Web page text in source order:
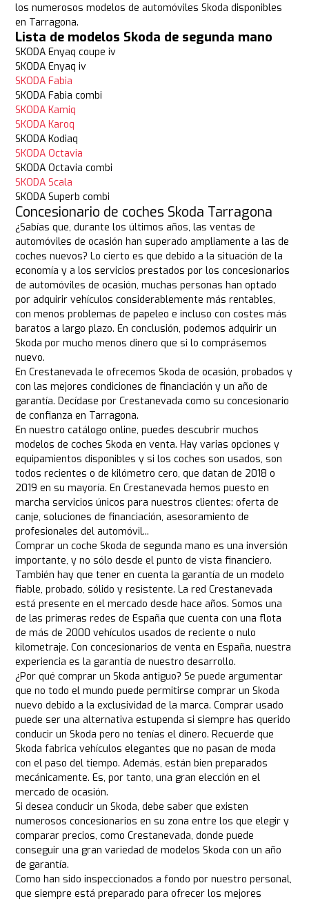
los numerosos modelos de automóviles Skoda disponibles
en Tarragona.
Lista de modelos Skoda de segunda mano
SKODA Enyaq coupe iv
SKODA Enyaq iv
SKODA Fabia
SKODA Fabia combi
SKODA Kamiq
SKODA Karoq
SKODA Kodiaq
SKODA Octavia
SKODA Octavia combi
SKODA Scala
SKODA Superb combi
Concesionario de coches Skoda Tarragona
¿Sabías que, durante los últimos años, las ventas de
automóviles de ocasión han superado ampliamente a las de
coches nuevos? Lo cierto es que debido a la situación de la
economía y a los servicios prestados por los concesionarios
de automóviles de ocasión, muchas personas han optado
por adquirir vehículos considerablemente más rentables,
con menos problemas de papeleo e incluso con costes más
baratos a largo plazo. En conclusión, podemos adquirir un
Skoda por mucho menos dinero que si lo comprásemos
nuevo.
En Crestanevada le ofrecemos Skoda de ocasión, probados y
con las mejores condiciones de financiación y un año de
garantía. Decídase por Crestanevada como su concesionario
de confianza en Tarragona.
En nuestro catálogo online, puedes descubrir muchos
modelos de coches Skoda en venta. Hay varias opciones y
equipamientos disponibles y si los coches son usados, son
todos recientes o de kilómetro cero, que datan de 2018 o
2019 en su mayoría. En Crestanevada hemos puesto en
marcha servicios únicos para nuestros clientes: oferta de
canje, soluciones de financiación, asesoramiento de
profesionales del automóvil...
Comprar un coche Skoda de segunda mano es una inversión
importante, y no sólo desde el punto de vista financiero.
También hay que tener en cuenta la garantía de un modelo
fiable, probado, sólido y resistente. La red Crestanevada
está presente en el mercado desde hace años. Somos una
de las primeras redes de España que cuenta con una flota
de más de 2000 vehículos usados de reciente o nulo
kilometraje. Con concesionarios de venta en España, nuestra
experiencia es la garantía de nuestro desarrollo.
¿Por qué comprar un Skoda antiguo? Se puede argumentar
que no todo el mundo puede permitirse comprar un Skoda
nuevo debido a la exclusividad de la marca. Comprar usado
puede ser una alternativa estupenda si siempre has querido
conducir un Skoda pero no tenías el dinero. Recuerde que
Skoda fabrica vehículos elegantes que no pasan de moda
con el paso del tiempo. Además, están bien preparados
mecánicamente. Es, por tanto, una gran elección en el
mercado de ocasión.
Si desea conducir un Skoda, debe saber que existen
numerosos concesionarios en su zona entre los que elegir y
comparar precios, como Crestanevada, donde puede
conseguir una gran variedad de modelos Skoda con un año
de garantía.
Como han sido inspeccionados a fondo por nuestro personal,
que siempre está preparado para ofrecer los mejores